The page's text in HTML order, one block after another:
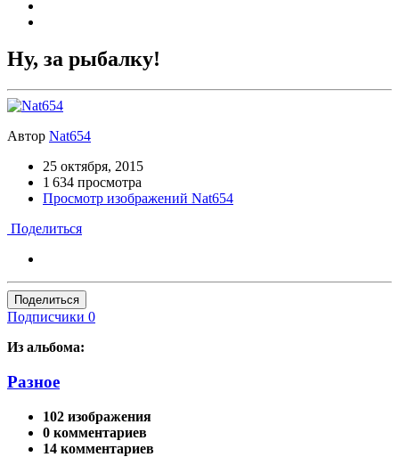
Ну, за рыбалку!
Автор Nat654
25 октября, 2015
1 634 просмотра
Просмотр изображений Nat654
Поделиться
Поделиться
Подписчики 0
Из альбома:
Разное
102 изображения
0 комментариев
14 комментариев